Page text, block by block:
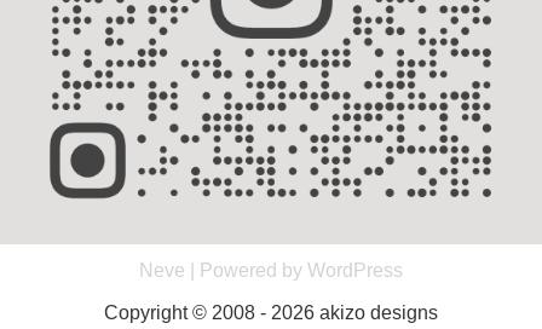
Neve | Powered by WordPress
Copyright © 2008 - 2026 akizo designs